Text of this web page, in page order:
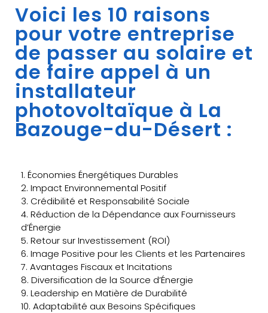
Voici les 10 raisons
pour votre entreprise
de passer au solaire et
de faire appel à un
installateur
photovoltaïque à La
Bazouge-du-Désert :
1. Économies Énergétiques Durables
2. Impact Environnemental Positif
3. Crédibilité et Responsabilité Sociale
4. Réduction de la Dépendance aux Fournisseurs
d’Énergie
5. Retour sur Investissement (ROI)
6. Image Positive pour les Clients et les Partenaires
7. Avantages Fiscaux et Incitations
8. Diversification de la Source d’Énergie
9. Leadership en Matière de Durabilité
10. Adaptabilité aux Besoins Spécifiques